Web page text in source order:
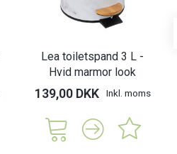
Lea toiletspand 3 L -
Hvid marmor look
139,00 DKK Inkl. moms